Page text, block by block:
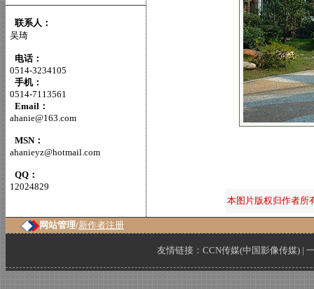
联系人：
吴琦
电话：
0514-3234105
手机：
0514-7113561
Email：
ahanie@163.com
MSN：
ahanieyz@hotmail.com
QQ：
12024829
本图片版权归作者所
网站管理/新作者注册
友情链接： CCN传媒(中国影像传媒) |